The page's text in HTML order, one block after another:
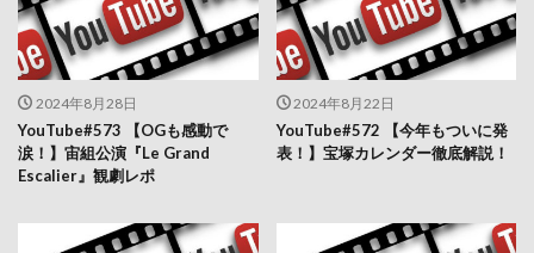
2024年8月28日
YouTube#573 【OGも感動で
涙！】宙組公演『Le Grand
Escalier』観劇レポ
2024年8月22日
YouTube#572 【今年もついに発
表！】宝塚カレンダー徹底解説！